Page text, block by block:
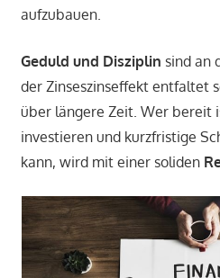
aufzubauen.
Geduld und Disziplin sind an
der Zinseszinseffekt entfaltet
über längere Zeit. Wer bereit
investieren und kurzfristige
kann, wird mit einer soliden